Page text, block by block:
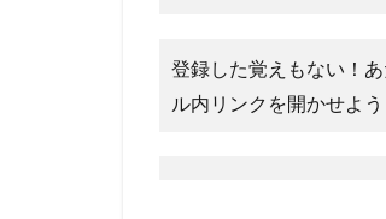
登録した覚えもない！
ル内リンクを開かせよ